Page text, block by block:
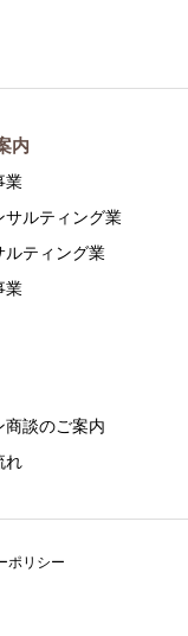
内
業
サルティング業
ルティング業
業
商談のご案内
れ
ポリシー